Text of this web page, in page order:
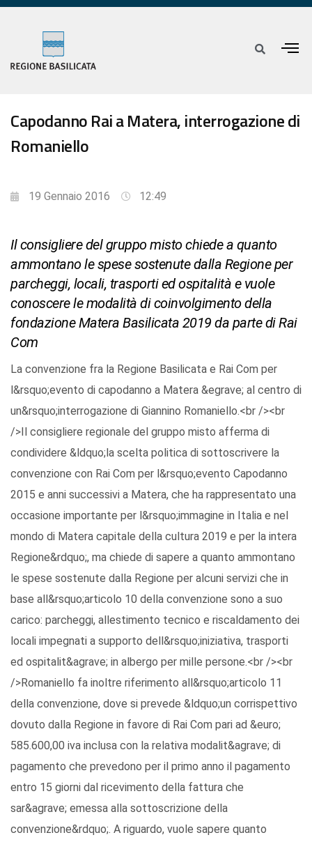
Capodanno Rai a Matera, interrogazione di
Romaniello
19 Gennaio 2016 12:49
Il consigliere del gruppo misto chiede a quanto
ammontano le spese sostenute dalla Regione per
parcheggi, locali, trasporti ed ospitalità e vuole
conoscere le modalità di coinvolgimento della
fondazione Matera Basilicata 2019 da parte di Rai
Com
La convenzione fra la Regione Basilicata e Rai Com per
l&rsquo;evento di capodanno a Matera &egrave; al centro di
un&rsquo;interrogazione di Giannino Romaniello.<br /><br
/>Il consigliere regionale del gruppo misto afferma di
condividere &ldquo;la scelta politica di sottoscrivere la
convenzione con Rai Com per l&rsquo;evento Capodanno
2015 e anni successivi a Matera, che ha rappresentato una
occasione importante per l&rsquo;immagine in Italia e nel
mondo di Matera capitale della cultura 2019 e per la intera
Regione&rdquo;, ma chiede di sapere a quanto ammontano
le spese sostenute dalla Regione per alcuni servizi che in
base all&rsquo;articolo 10 della convenzione sono a suo
carico: parcheggi, allestimento tecnico e riscaldamento dei
locali impegnati a supporto dell&rsquo;iniziativa, trasporti
ed ospitalit&agrave; in albergo per mille persone.<br /><br
/>Romaniello fa inoltre riferimento all&rsquo;articolo 11
della convenzione, dove si prevede &ldquo;un corrispettivo
dovuto dalla Regione in favore di Rai Com pari ad &euro;
585.600,00 iva inclusa con la relativa modalit&agrave; di
pagamento che prevedono per il primo anno il pagamento
entro 15 giorni dal ricevimento della fattura che
sar&agrave; emessa alla sottoscrizione della
convenzione&rdquo;. A riguardo, vuole sapere quanto